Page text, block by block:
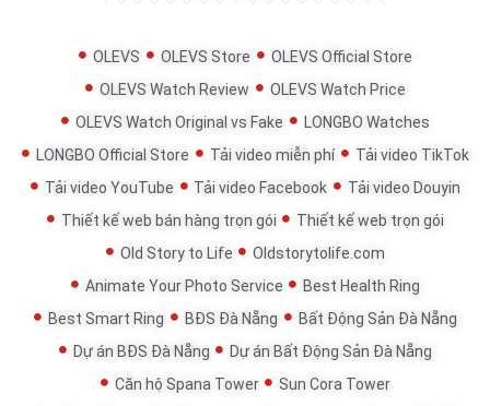
OLEVS OLEVS Store
OLEVS Official Store
OLEVS Watch Review
OLEVS Watch Price
OLEVS Watch Original vs Fake
LONGBO Watches
LONGBO Official Store
Tải video miễn phí
Tải video TikTok
Tải video YouTube
Tải video Facebook
Tải video Douyin
Thiết kế web bán hàng trọn gói
Thiết kế web trọn gói
Old Story to Life
Oldstorytolife.com
Animate Your Photo Service
Best Health Ring
Best Smart Ring
BĐS Đà Nẵng
Bất Động Sản Đà Nẵng
Dự án BĐS Đà Nẵng
Dự án Bất Động Sản Đà Nẵng
Căn hộ Spana Tower
Sun Cora Tower